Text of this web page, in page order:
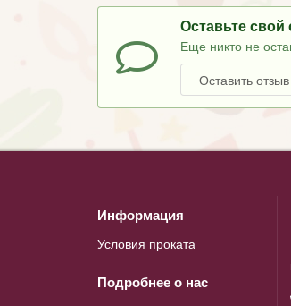
Оставьте свой
Еще никто не
Оставить отзыв
Информация
Условия проката
Подробнее о нас